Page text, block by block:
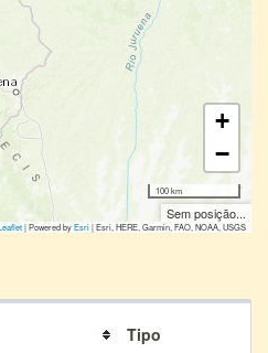
+
−
100 km
Sem posição...
| Powered byEsri|Esri, HERE, Garmin, FAO, NOAA, USGS
Tipo